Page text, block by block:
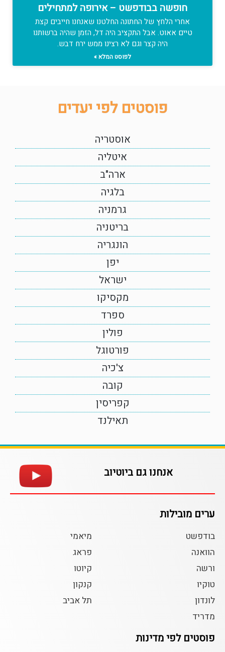
חופשה בבודפשט – אירופה למתחילים
אחרי הלחץ של החתונה החלטנו שאנחנו חייבים קצת
טיים אאוט. אבל התקציב היה דל, הזמן שהיה ברשותנו
היה קצר וגם לא רצינו ממש ירח דבש.
לפוסט המלא »
פוסטים לפי יעדים
אוסטריה
איטליה
ארה"ב
בלגיה
גרמניה
בריטניה
הונגריה
יפן
ישראל
מקסיקו
ספרד
פולין
פורטוגל
צ'כיה
קובה
קפריסין
תאילנד
אנחנו גם ביוטיוב
ערים מובילות
בודפשט
הוואנה
ורשה
טוקיו
לונדון
מדריד
מיאמי
פראג
קיוטו
קנקון
תל אביב
פוסטים לפי מדינות